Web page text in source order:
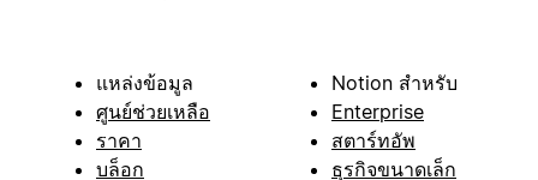
แหล่งข้อมูล
ศูนย์ช่วยเหลือ
ราคา
บล็อก
Notion สำหรับ
Enterprise
สตาร์ทอัพ
ธุรกิจขนาดเล็ก